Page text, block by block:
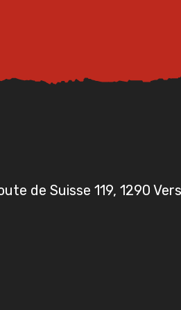
de Suisse 119, 1290